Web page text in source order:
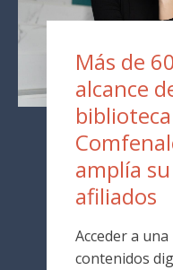
Más de
alcance
amplía
afiliados
Acceder a
contenidos